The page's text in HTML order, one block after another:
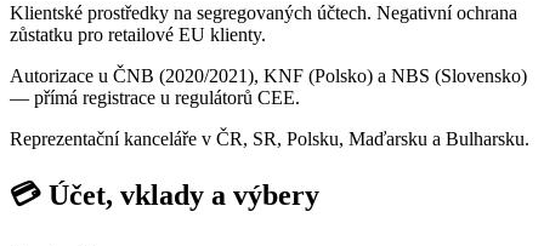
Klientské prostředky na segregovaných účtech. Negativní ochrana
zůstatku pro retailové EU klienty.
Autorizace u ČNB (2020/2021), KNF (Polsko) a NBS (Slovensko)
— přímá registrace u regulátorů CEE.
Reprezentační kanceláře v ČR, SR, Polsku, Maďarsku a Bulharsku.
💳 Účet, vklady a výbery